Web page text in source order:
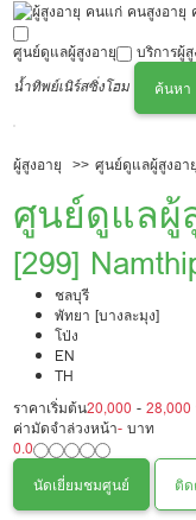
ศูนย์ดูแลผู้สูงอายุ บริการผู้
น้ำทิพย์เนิร์สซิ่งโฮม
ค้นหา
ผู้สูงอายุ ศูนย์ดูแลผู้สูงอายุ
ศูนย์ดูแลผู้
ซิ่งโฮม
[299]
ชลบุรี
พัทยา [บางละมุง]
โป่ง
EN
TH
ราคาเริ่มต้น20,000 -28,000
ค่ามัดจำล่วงหน้า- บาท
0.0
นัดเยี่ยมชมศูนย์
ติ